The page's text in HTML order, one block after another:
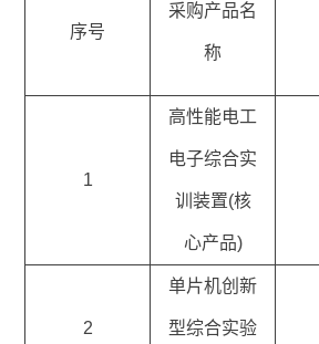
序号
采购产品名
称
1
高性能电工
电子综合实
训装置(核
心产品)
2
单片机创新
型综合实验